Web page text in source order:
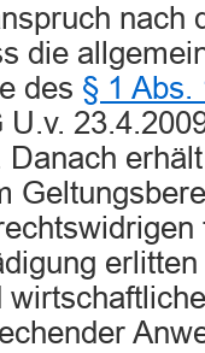
nach
die
des § 1 Abs.
U.v.